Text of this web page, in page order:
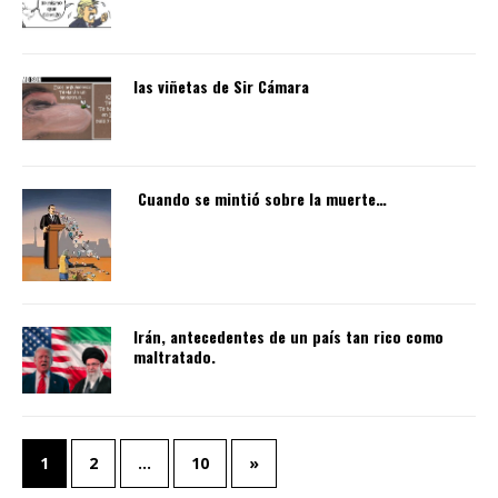
las viñetas de Sir Cámara
Cuando se mintió sobre la muerte…
Irán, antecedentes de un país tan rico como
maltratado.
1 2 … 10 »